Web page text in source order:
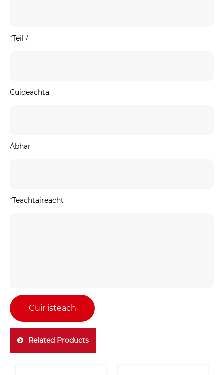
*Teil /
Cuideachta
Ábhar
*Teachtaireacht
Cuir isteach
Related Products